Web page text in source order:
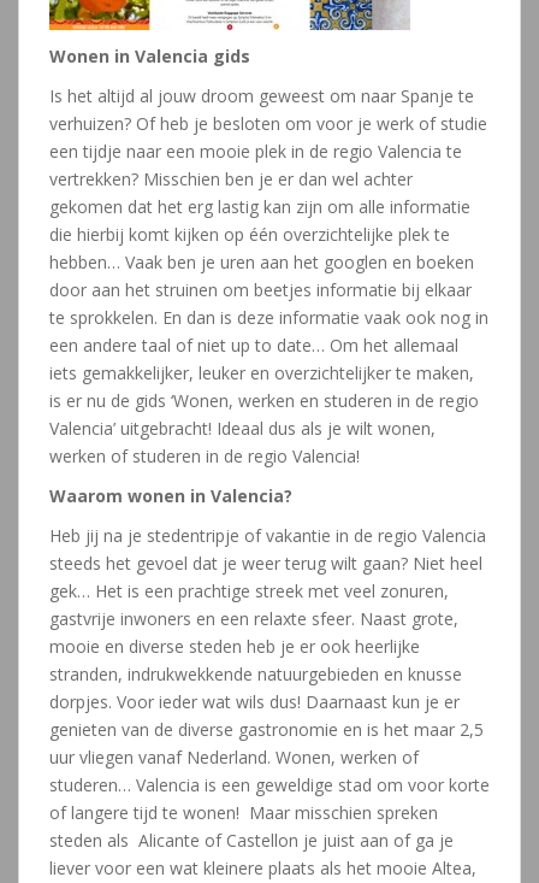
Wonen in Valencia gids
Is het altijd al jouw droom geweest om naar Spanje te
verhuizen? Of heb je besloten om voor je werk of studie
een tijdje naar een mooie plek in de regio Valencia te
vertrekken? Misschien ben je er dan wel achter
gekomen dat het erg lastig kan zijn om alle informatie
die hierbij komt kijken op één overzichtelijke plek te
hebben… Vaak ben je uren aan het googlen en boeken
door aan het struinen om beetjes informatie bij elkaar
te sprokkelen. En dan is deze informatie vaak ook nog in
een andere taal of niet up to date… Om het allemaal
iets gemakkelijker, leuker en overzichtelijker te maken,
is er nu de gids ‘Wonen, werken en studeren in de regio
Valencia’ uitgebracht! Ideaal dus als je wilt wonen,
werken of studeren in de regio Valencia!
Waarom wonen in Valencia?
Heb jij na je stedentripje of vakantie in de regio Valencia
steeds het gevoel dat je weer terug wilt gaan? Niet heel
gek… Het is een prachtige streek met veel zonuren,
gastvrije inwoners en een relaxte sfeer. Naast grote,
mooie en diverse steden heb je er ook heerlijke
stranden, indrukwekkende natuurgebieden en knusse
dorpjes. Voor ieder wat wils dus! Daarnaast kun je er
genieten van de diverse gastronomie en is het maar 2,5
uur vliegen vanaf Nederland. Wonen, werken of
studeren… Valencia is een geweldige stad om voor korte
of langere tijd te wonen! Maar misschien spreken
steden als Alicante of Castellon je juist aan of ga je
liever voor een wat kleinere plaats als het mooie Altea,